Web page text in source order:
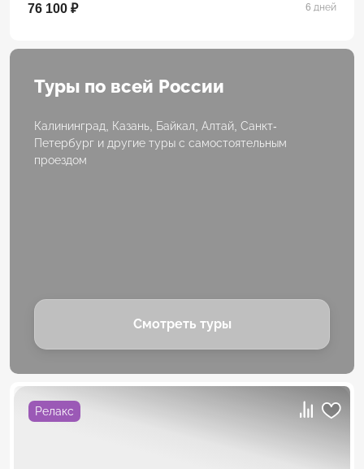
76 100 ₽ 6 дней
Туры по всей России
Калининград, Казань, Байкал, Алтай, Санкт-
Петербург и другие туры с самостоятельным
проездом
Смотреть туры
Релакс